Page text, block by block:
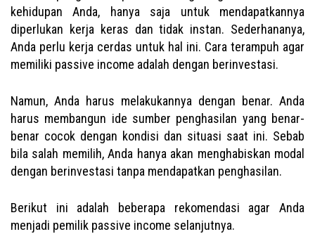
kehidupan Anda, hanya saja untuk mendapatkannya
diperlukan kerja keras dan tidak instan. Sederhananya,
Anda perlu kerja cerdas untuk hal ini. Cara terampuh agar
memiliki passive income adalah dengan berinvestasi.
Namun, Anda harus melakukannya dengan benar. Anda
harus membangun ide sumber penghasilan yang benar-
benar cocok dengan kondisi dan situasi saat ini. Sebab
bila salah memilih, Anda hanya akan menghabiskan modal
dengan berinvestasi tanpa mendapatkan penghasilan.
Berikut ini adalah beberapa rekomendasi agar Anda
menjadi pemilik passive income selanjutnya.